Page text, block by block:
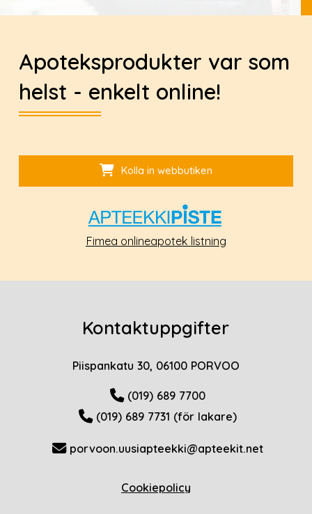
Apoteksprodukter var som
helst - enkelt online!
Kolla in webbutiken
Fimea onlineapotek listning
Kontaktuppgifter
Piispankatu 30, 06100 PORVOO
(019) 689 7700
(019) 689 7731 (för lakare)
porvoon.uusiapteekki@apteekit.net
Cookiepolicy